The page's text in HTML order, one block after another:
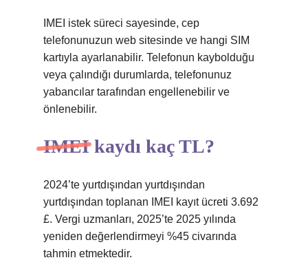
IMEI istek süreci sayesinde, cep
telefonunuzun web sitesinde ve hangi SIM
kartıyla ayarlanabilir. Telefonun kaybolduğu
veya çalındığı durumlarda, telefonunuz
yabancılar tarafından engellenebilir ve
önlenebilir.
IMEI kaydı kaç TL?
2024’te yurtdışından yurtdışından
yurtdışından toplanan IMEI kayıt ücreti 3.692
£. Vergi uzmanları, 2025’te 2025 yılında
yeniden değerlendirmeyi %45 civarında
tahmin etmektedir.